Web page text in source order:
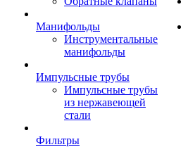
Манифольды
Инструментальные
манифольды
Импульсные трубы
Импульсные трубы
из нержавеющей
стали
Фильтры